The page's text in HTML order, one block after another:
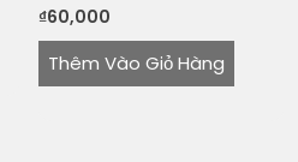
₫60,000
Thêm Vào Giỏ Hàng